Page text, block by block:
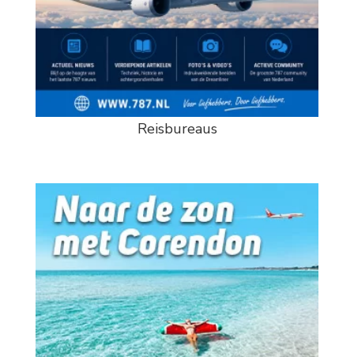
Reisbureaus